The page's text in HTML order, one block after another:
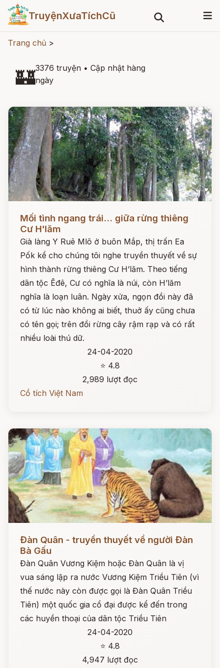
TruyệnXưaTíchCũ
Trang chủ >
🏰3376 truyện • Cập nhật hàng
ngày
Đọc ngay
Mối tình ngang trái... giữa rừng thiêng
Cư H'lăm
Già làng Y Ruê Mlô ở buôn Mắp, thị trấn Ea
Pốk kể cho chúng tôi nghe truyền thuyết về sự
hình thành rừng thiêng Cư H’lăm. Theo tiếng
dân tộc Êđê, Cư có nghĩa là núi, còn H’lăm
nghĩa là loạn luân. Ngày xửa, ngọn đồi này đã
có từ lúc nào không ai biết, thuở ấy cũng chưa
có tên gọi; trên đồi rừng cây rậm rạp và có rất
nhiều loài thú dữ.
24-04-2020
⭐ 4.8
2,989 lượt đọc
Cổ tích Việt Nam
Đàn Quân - truyền thuyết về người Đàn
Bà Gấu
Đàn Quân Vương Kiệm hoặc Đàn Quân là vị
vua sáng lập ra nước Vương Kiệm Triều Tiên (vì
thế nước này còn được gọi là Đàn Quân Triều
Tiên) một quốc gia cổ đại được kể đến trong
các huyền thoại của dân tộc Triều Tiên
24-04-2020
⭐ 4.8
4,947 lượt đọc